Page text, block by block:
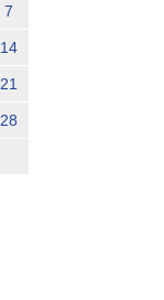
7
14
21
28